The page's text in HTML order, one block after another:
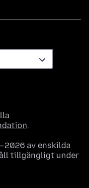
.
av enskilda
tillgängligt under